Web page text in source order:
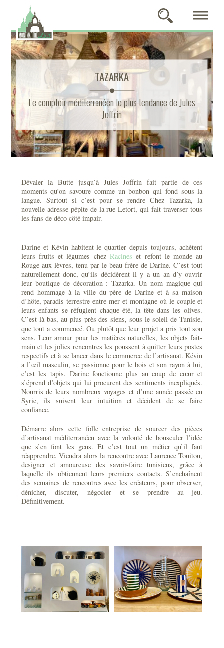
TAZARKA
Le comptoir méditerranéen le plus tendance de Jules
Joffrin
Dévaler la Butte jusqu’à Jules Joffrin fait partie de ces
moments qu’on savoure comme un bonbon qui fond sous la
langue. Surtout si c’est pour se rendre Chez Tazarka, la
nouvelle adresse pépite de la rue Letort, qui fait traverser tous
les fans de déco côté impair.
Darine et Kévin habitent le quartier depuis toujours, achètent
leurs fruits et légumes chez Racines et refont le monde au
Rouge aux lèvres, tenu par le beau-frère de Darine. C’est tout
naturellement donc, qu’ils décidèrent il y a un an d’y ouvrir
leur boutique de décoration : Tazarka. Un nom magique qui
rend hommage à la ville du père de Darine et à sa maison
d’hôte, paradis terrestre entre mer et montagne où le couple et
leurs enfants se réfugient chaque été, la tête dans les olives.
C’est là-bas, au plus près des siens, sous le soleil de Tunisie,
que tout a commencé. Ou plutôt que leur projet a pris tout son
sens. Leur amour pour les matières naturelles, les objets fait-
main et les jolies rencontres les poussent à quitter leurs postes
respectifs et à se lancer dans le commerce de l’artisanat. Kévin
a l’œil masculin, se passionne pour le bois et son rayon à lui,
c’est les tapis. Darine fonctionne plus au coup de cœur et
s’éprend d’objets qui lui procurent des sentiments inexpliqués.
Nourris de leurs nombreux voyages et d’une année passée en
Syrie, ils suivent leur intuition et décident de se faire
confiance.
Démarre alors cette folle entreprise de sourcer des pièces
d’artisanat méditerranéen avec la volonté de bousculer l’idée
que s’en font les gens. Et c’est tout un métier qu’il faut
réapprendre. Viendra alors la rencontre avec Laurence Touitou,
designer et amoureuse des savoir-faire tunisiens, grâce à
laquelle ils obtiennent leurs premiers contacts. S’enchaînent
des semaines de rencontres avec les créateurs, pour observer,
dénicher, discuter, négocier et se prendre au jeu.
Définitivement.